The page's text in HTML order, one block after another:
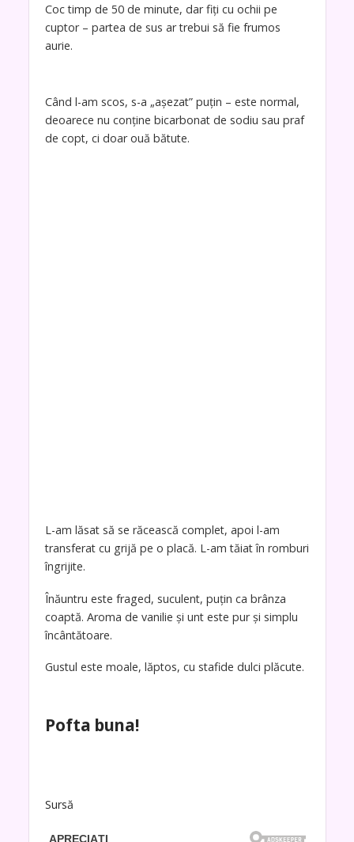
Coc timp de 50 de minute, dar fiți cu ochii pe
cuptor – partea de sus ar trebui să fie frumos
aurie.
Când l-am scos, s-a „așezat” puțin – este normal,
deoarece nu conține bicarbonat de sodiu sau praf
de copt, ci doar ouă bătute.
L-am lăsat să se răcească complet, apoi l-am
transferat cu grijă pe o placă. L-am tăiat în romburi
îngrijite.
Înăuntru este fraged, suculent, puțin ca brânza
coaptă. Aroma de vanilie și unt este pur și simplu
încântătoare.
Gustul este moale, lăptos, cu stafide dulci plăcute.
Pofta buna!
Sursă